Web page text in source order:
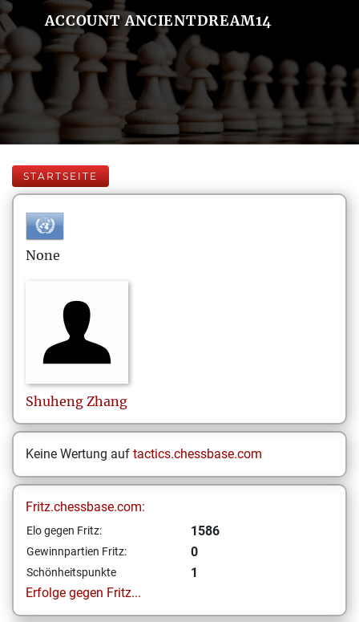
ACCOUNT ANCIENTDREAM14
STARTSEITE
None
Shuheng Zhang
Keine Wertung auf tactics.chessbase.com
Fritz.chessbase.com:
Elo gegen Fritz: 1586
Gewinnpartien Fritz: 0
Schönheitspunkte
1
Erfolge gegen Fritz...